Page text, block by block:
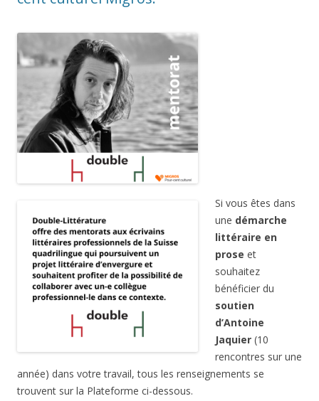
Si vous êtes dans
une démarche
littéraire en
prose et
souhaitez
bénéficier du
soutien
d’Antoine
Jaquier (10
rencontres sur une
année) dans votre travail, tous les renseignements se
trouvent sur la Plateforme ci-dessous.